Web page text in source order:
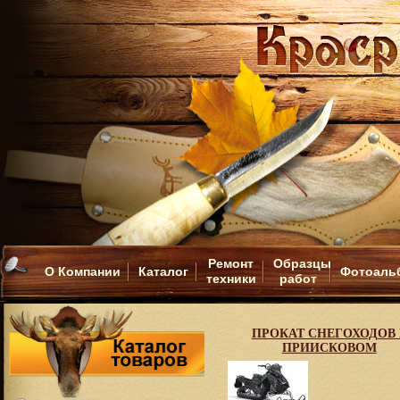
О Компании Каталог
Ремонт
техники
Образцы
работ
ПРОКАТ СНЕГОХОДОВ
ПРИИСКОВОМ